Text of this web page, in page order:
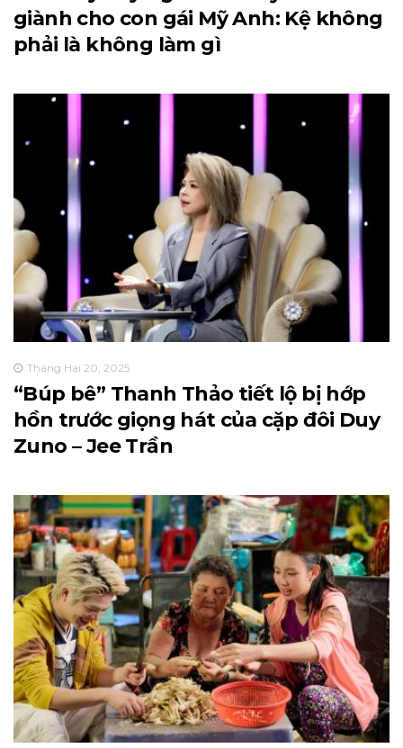
giành cho con gái Mỹ Anh: Kệ không
phải là không làm gì
Tháng Hai 20, 2025
“Búp bê” Thanh Thảo tiết lộ bị hớp
hồn trước giọng hát của cặp đôi Duy
Zuno – Jee Trần